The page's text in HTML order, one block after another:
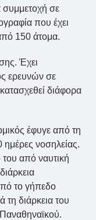
συμμετοχή σε
που έχει
150 άτομα.
Έχει
ερευνών σε
διάφορα
έφυγε από τη
νοσηλείας.
από ναυτική
το γήπεδο
διάρκεια του